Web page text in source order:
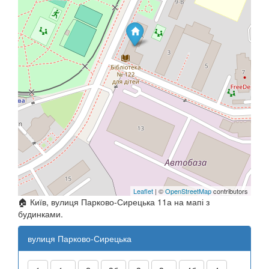
Leaflet | ©OpenStreetMapcontributors
🏠 Київ, вулиця Парково-Сирецька 11а на мапі з
будинками.
вулиця Парково-Сирецька